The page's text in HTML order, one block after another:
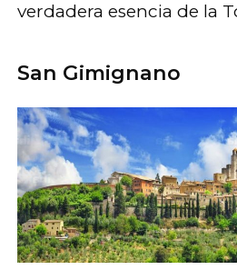
verdadera esencia de la
San Gimignano